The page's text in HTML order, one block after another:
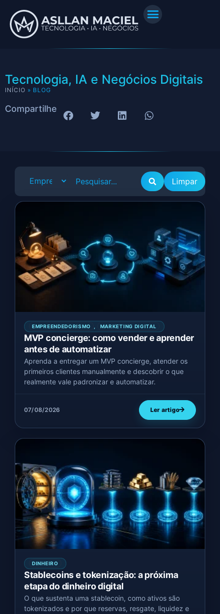
Tecnologia, IA e Negócios Digitais
INÍCIO » BLOG
Compartilhe
Limpar
EMPREENDEDORISMO MARKETING DIGITAL
MVP concierge: como vender e aprender
antes de automatizar
Aprenda a entregar um MVP concierge, atender os
primeiros clientes manualmente e descobrir o que
realmente vale padronizar e automatizar.
07/08/2026 Ler artigo
DINHEIRO
Stablecoins e tokenização: a próxima
etapa do dinheiro digital
O que sustenta uma stablecoin, como ativos são
tokenizados e por que reservas, resgate, liquidez e